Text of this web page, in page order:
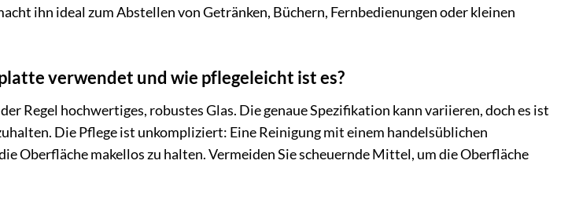
ihn ideal zum Abstellen von Getränken, Büchern, Fernbedienungen oder kleinen
verwendet und wie pflegeleicht ist es?
Regel hochwertiges, robustes Glas. Die genaue Spezifikation kann variieren, doch es ist
Die Pflege ist unkompliziert: Eine Reinigung mit einem handelsüblichen
Oberfläche makellos zu halten. Vermeiden Sie scheuernde Mittel, um die Oberfläche